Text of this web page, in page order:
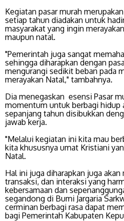
Kegiatan pasar murah
setiap tahun diadakan untuk
masyarakat yang ingin
maupun natal.
"Pemerintah juga sangat
sehingga diharapkan dengan
mengurangi sedikit beban pada
merayakan Natal," tambahnya.
Dia menegaskan esensi Pasar
momentum untuk berbagi hidup
sepanjang tahun disibukkan
jawab kerja.
"Melalui kegiatan ini kita mau
kita khususnya umat Kristiani
Natal.
Hal ini juga diharapkan juga
transaksi, dan interaksi yang
kebersamaan dan
segandong di Bumi Jargaria
cerminan berbagi rasa dapat
bagi Pemerintah Kabupaten